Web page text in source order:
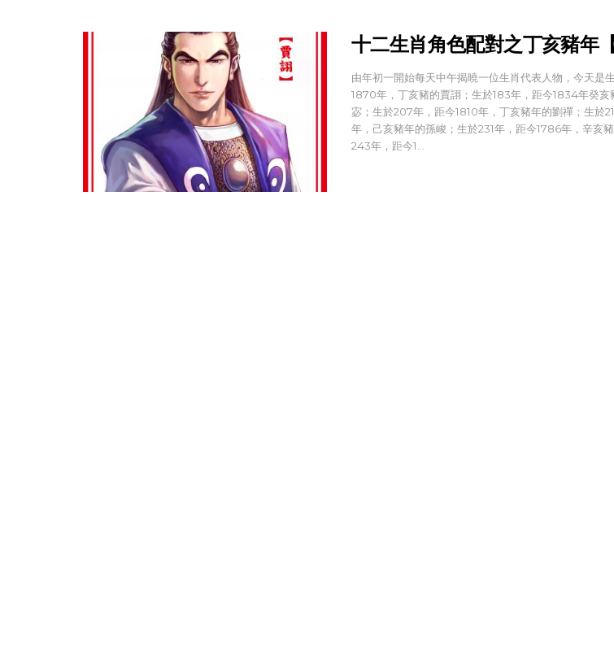
十二生肖角色配對之丁亥豬年【
由年初一開始每天中午揭曉一位生肖代表人物，今天是
1870年，丁亥豬的賈詡；生於183年，距今1834年癸亥
宓；生於207年，距今1810年，丁亥豬年的劉禪；生於
年，己亥豬年的孫峻；生於231年，距今1786年，辛亥
243年，距今1…